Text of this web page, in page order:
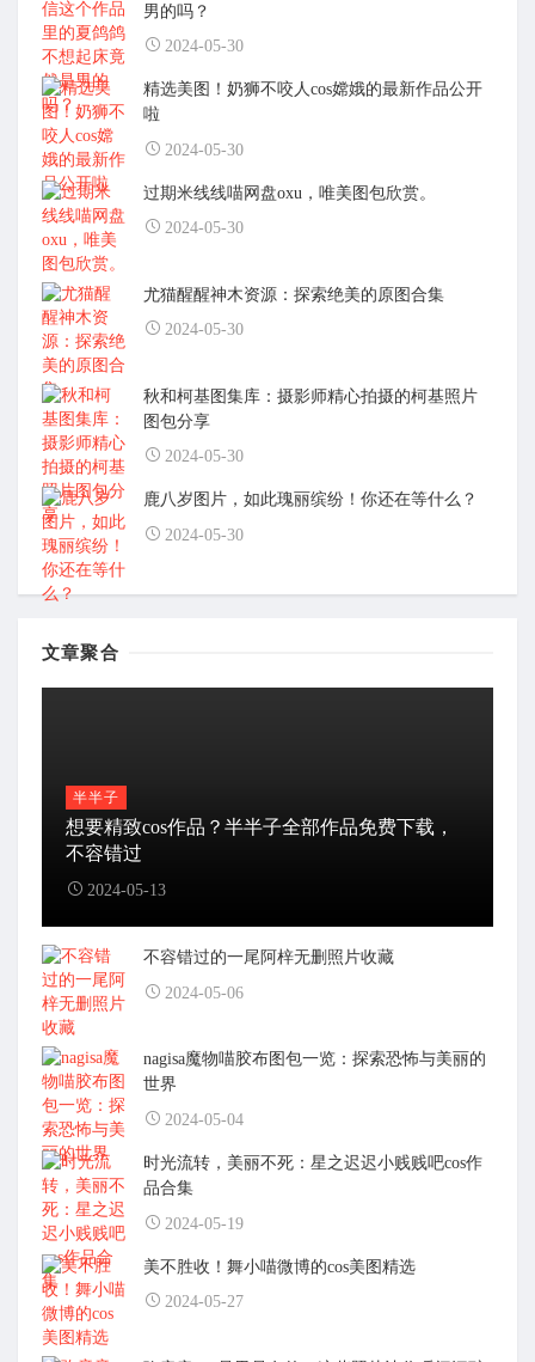
男的吗？
2024-05-30
精选美图！奶狮不咬人cos嫦娥的最新作品公开
啦
2024-05-30
过期米线线喵网盘oxu，唯美图包欣赏。
2024-05-30
尤猫醒醒神木资源：探索绝美的原图合集
2024-05-30
秋和柯基图集库：摄影师精心拍摄的柯基照片
图包分享
2024-05-30
鹿八岁图片，如此瑰丽缤纷！你还在等什么？
2024-05-30
文章聚合
半半子
想要精致cos作品？半半子全部作品免费下载，
不容错过
2024-05-13
不容错过的一尾阿梓无删照片收藏
2024-05-06
nagisa魔物喵胶布图包一览：探索恐怖与美丽的
世界
2024-05-04
时光流转，美丽不死：星之迟迟小贱贱吧cos作
品合集
2024-05-19
美不胜收！舞小喵微博的cos美图精选
2024-05-27